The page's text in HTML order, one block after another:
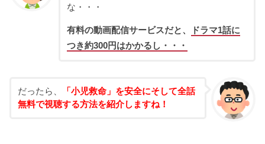
な・・・
有料の動画配信サービスだと、
ドラマ1話に
つき約300円はかかるし・・・
だったら、
「小児救命」を安全にそして全話
無料で視聴する方法を紹介しますね！